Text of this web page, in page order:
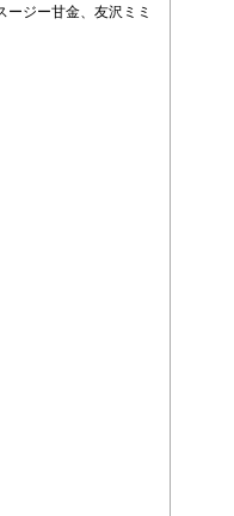
ジー甘金、友沢ミミ